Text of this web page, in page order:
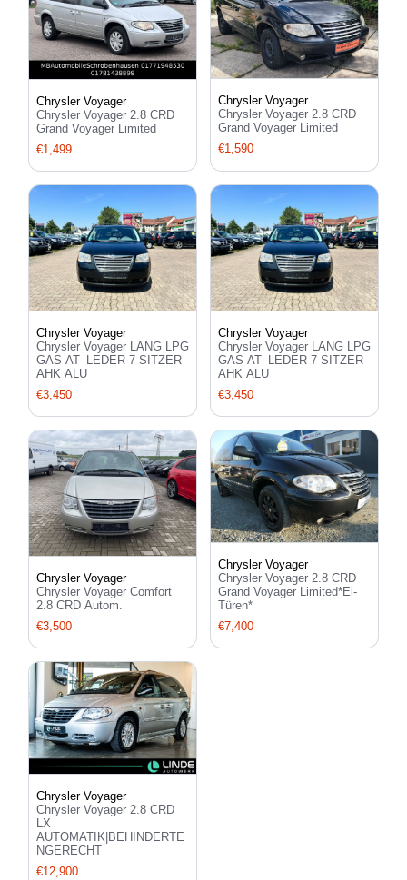
Chrysler Voyager
Chrysler Voyager 2.8 CRD
Grand Voyager Limited
€1,499
Chrysler Voyager
Chrysler Voyager 2.8 CRD
Grand Voyager Limited
€1,590
Chrysler Voyager
Chrysler Voyager LANG LPG
GAS AT- LEDER 7 SITZER
AHK ALU
€3,450
Chrysler Voyager
Chrysler Voyager LANG LPG
GAS AT- LEDER 7 SITZER
AHK ALU
€3,450
Chrysler Voyager
Chrysler Voyager Comfort
2.8 CRD Autom.
€3,500
Chrysler Voyager
Chrysler Voyager 2.8 CRD
Grand Voyager Limited*El-
Türen*
€7,400
Chrysler Voyager
Chrysler Voyager 2.8 CRD
LX
AUTOMATIK|BEHINDERTE
NGERECHT
€12,900